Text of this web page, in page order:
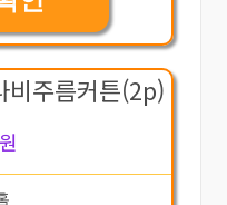
비주름커튼(2p)